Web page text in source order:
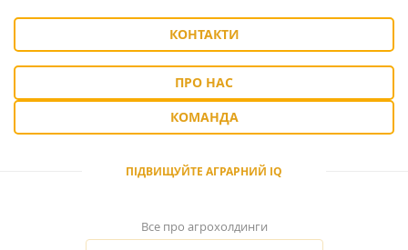
КОНТАКТИ
ПРО НАС
КОМАНДА
ПІДВИЩУЙТЕ АГРАРНИЙ IQ
Все про агрохолдинги